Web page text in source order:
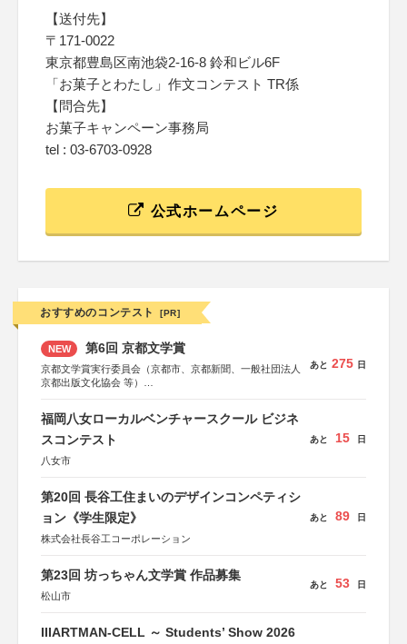
【送付先】
〒171-0022
東京都豊島区南池袋2-16-8 鈴和ビル6F
「お菓子とわたし」作文コンテスト TR係
【問合先】
お菓子キャンペーン事務局
tel : 03-6703-0928
公式ホームページ
おすすめのコンテスト [PR]
NEW 第6回 京都文学賞
京都文学賞実行委員会（京都市、京都新聞、一般社団法人
京都出版文化協会 等）
集英社、小学館、祥伝社、新潮社、淡交社、ちいさいミシ
マ社、徳間書店、早川書房、PHP研究所、双葉社、文藝春
あと 275 日
福岡八女ローカルベンチャースクール ビジネ
スコンテスト
八女市
あと 15 日
第20回 長谷工住まいのデザインコンペティシ
ョン《学生限定》
株式会社長谷工コーポレーション
あと 89 日
第23回 坊っちゃん文学賞 作品募集
松山市
あと 53 日
IIIARTMAN-CELL ～ Students’ Show 2026